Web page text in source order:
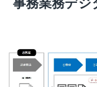
事務業務デジ